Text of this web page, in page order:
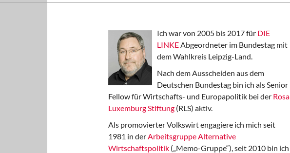
Ich war von 2005 bis 2017 für DIE
LINKEAbgeordneter im Bundestag mit
dem Wahlkreis Leipzig-Land.
Nach dem Ausscheiden aus dem
Deutschen Bundestag bin ich als Senior
Fellow für Wirtschafts- und Europapolitik bei der Rosa
Luxemburg Stiftung (RLS) aktiv.
Als promovierter Volkswirt engagiere ich mich seit
1981 in derArbeitsgruppe Alternative
Wirtschaftspolitik („Memo-Gruppe“), seit 2010 bin ich